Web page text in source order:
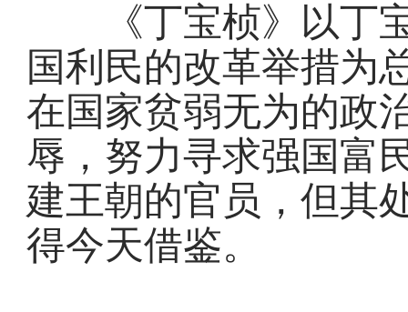
《丁宝桢》以丁宝
国利民的改革举措为
在国家贫弱无为的政
辱，努力寻求强国富
建王朝的官员，但其
得今天借鉴。